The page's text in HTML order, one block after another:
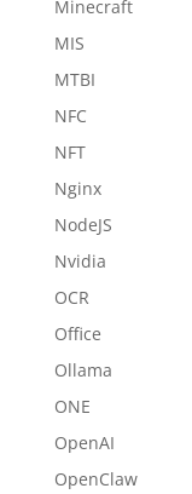
Minecraft
MIS
MTBI
NFC
NFT
Nginx
NodeJS
Nvidia
OCR
Office
Ollama
ONE
OpenAI
OpenClaw